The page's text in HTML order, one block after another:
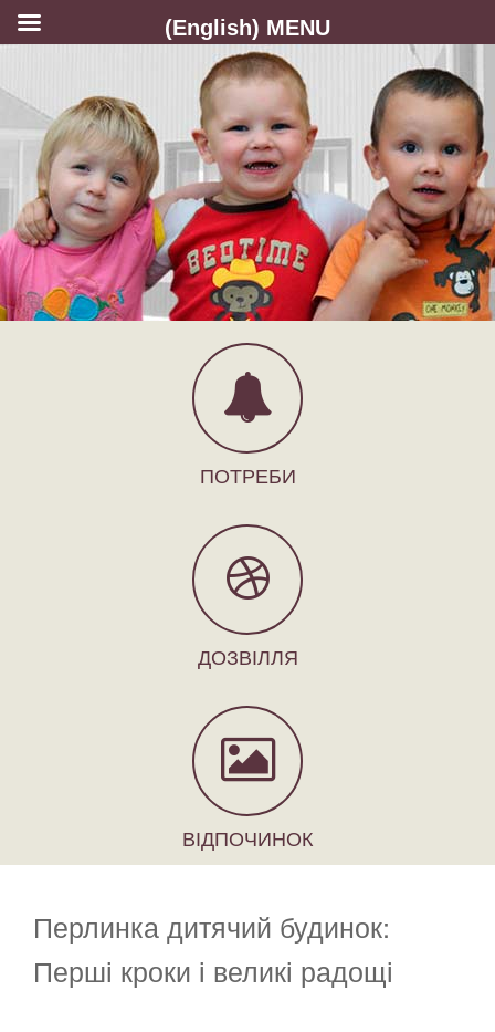
ПОТРЕБИ
ДОЗВІЛЛЯ
ВІДПОЧИНОК
Перлинка дитячий будинок:
Перші кроки і великі радощі
(English) MENU